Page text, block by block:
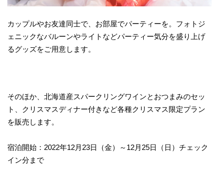
カップルやお友達同士で、お部屋でパーティーを。フォトジ
ェニックなバルーンやライトなどパーティー気分を盛り上げ
るグッズをご用意します。
そのほか、北海道産スパークリングワインとおつまみのセッ
ト、クリスマスディナー付きなど各種クリスマス限定プラン
を販売します。
宿泊開始：2022年12月23日（金）～12月25日（日）チェック
イン分まで